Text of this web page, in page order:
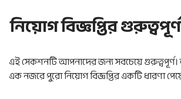
নিয়োগ বিজ্ঞপ্তির
এই সেকশনটি আপনাদের জন্য সবচেয়ে
এক নজরে পুরো নিয়োগ বিজ্ঞপ্তির একটি ধারণা